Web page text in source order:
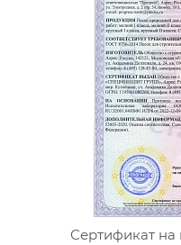
Сертификат на